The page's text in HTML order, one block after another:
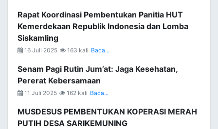
Rapat Koordinasi Pembentukan Panitia HUT
Kemerdekaan Republik Indonesia dan Lomba
Siskamling
16 Juli 2025 163 kali Baca...
Senam Pagi Rutin Jum’at: Jaga Kesehatan,
Pererat Kebersamaan
11 Juli 2025 162 kali Baca...
MUSDESUS PEMBENTUKAN KOPERASI MERAH
PUTIH DESA SARIKEMUNING